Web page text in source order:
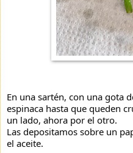
En una sartén, con una gota
espinaca hasta que queden
un lado, ahora por el otro.
Las depositamos sobre un
el aceite.